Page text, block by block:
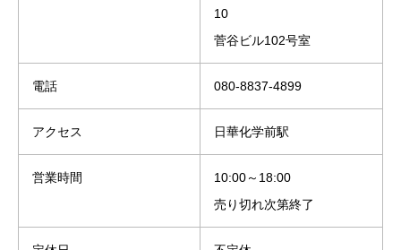
10
菅谷ビル102号室
電話 080-8837-4899
アクセス 日華化学前駅
営業時間
10:00～18:00
売り切れ次第終了